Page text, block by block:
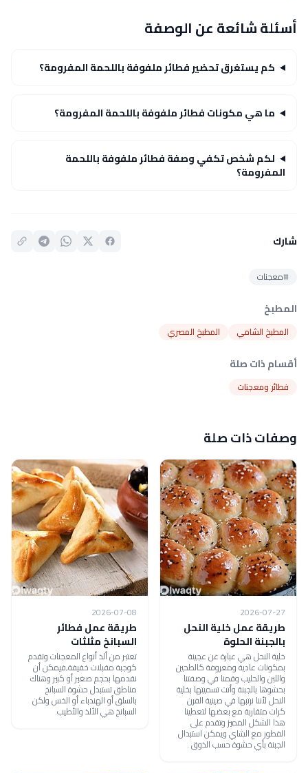
أسئلة شائعة عن الوصفة
كم يستغرق تحضير فطائر ملفوفة باللحمة المفرومة؟
ما هي مكونات فطائر ملفوفة باللحمة المفرومة؟
لكم شخص تكفي وصفة فطائر ملفوفة باللحمة
المفرومة؟
شارك
#معجنات
المطبخ
المطبخ الشامي المطبخ المصري
أقسام ذات صلة
فطائر ومعجنات
وصفات ذات صلة
2026-07-27
طريقة عمل خلية النحل
بالجبنة الحلوة
خلية النحل هي عبارة عن عجينة
بمكونات عادية ومعروفة كالطحين
واللبن والحليب وقمنا في وصفتنا
بحشوها بالجبنة وأتت تسميتها بخلية
النحل لأننا نرتبها في صينية الفرن
كرات متقاربة مع بعضها لتعطينا
هذا الشكل المميز وتقدم على
الفطور مع الشاي ويمكن استبدال
الجبنة بأي حشوة حسب الذوق .
2026-07-08
طريقة عمل فطائر
السبانخ مثلثات
تعتبر من ألذ أنواع المعجنات وتقدم
كوجبة مقبلات خفيفة,فيمكن أن
نقدمها بحجم صغير أو كبير وهناك
مناطق تستبدل حشوة السبانخ
بالسلق أو الهندباء أو الخس ولكن
السبانخ هي الألذ والأطيب.